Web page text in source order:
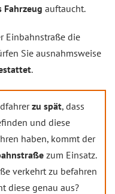
Fahrzeug auftaucht.
Einbahnstraße die
Sie ausnahmsweise
.
zu spät, dass
und diese
haben, kommt der
zum Einsatz.
verkehrt zu befahren
diese genau aus?